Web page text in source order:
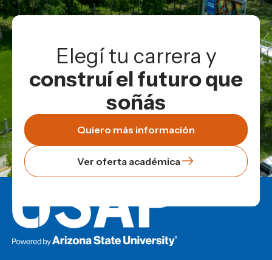
Elegí tu carrera y
construí el futuro que
soñás
Quiero más información
Ver oferta académica